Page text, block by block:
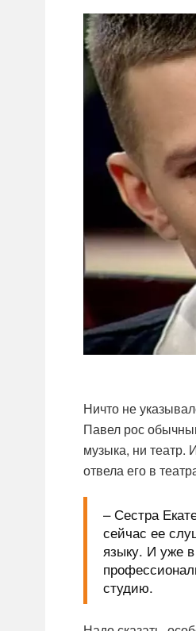
Ничто не
Павел рос
музыка, ни театр.
отвела его в
– Сестра
сейчас ее
языку. И уже
студию.